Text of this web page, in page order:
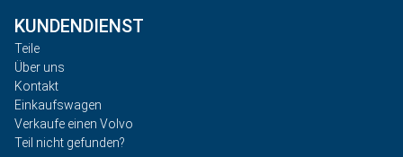
KUNDENDIENST
Teile
Über uns
Kontakt
Einkaufswagen
Verkaufe einen Volvo
Teil nicht gefunden?